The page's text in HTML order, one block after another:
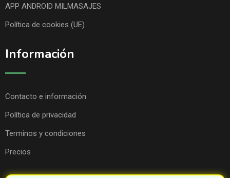
APP ANDROID MILMASAJES
Política de cookies (UE)
Información
Contacto e información
Política de privacidad
Terminos y condiciones
Precios